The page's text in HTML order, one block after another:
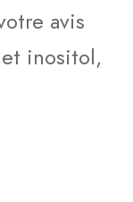
avis
inositol,